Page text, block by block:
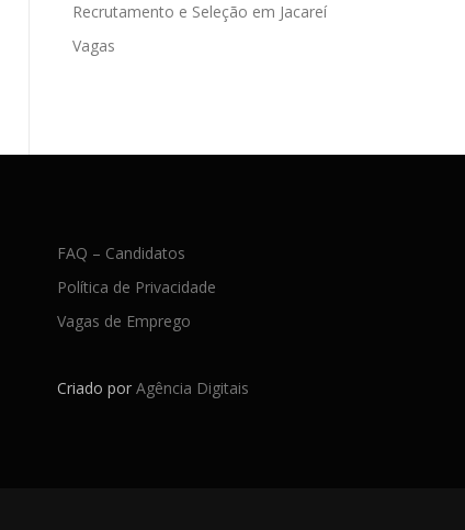
Recrutamento e Seleção em Jacareí
Vagas
FAQ – Candidatos
Política de Privacidade
Vagas de Emprego
Criado por Agência Digitais